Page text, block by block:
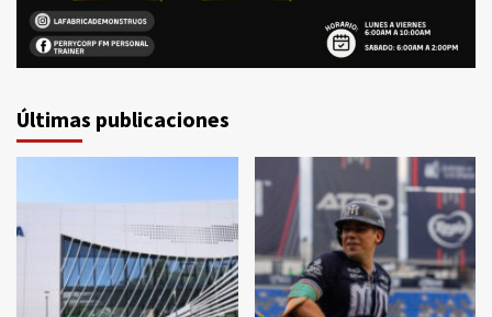
Últimas publicaciones